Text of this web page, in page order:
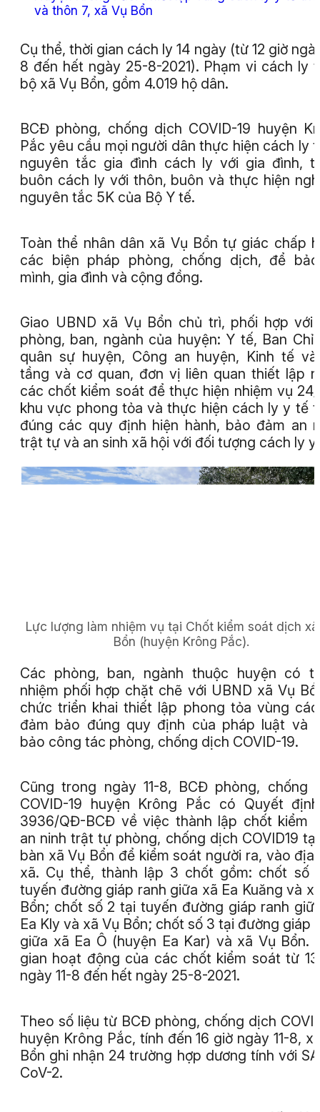
và thôn 7, xã Vụ Bổn
Cụ thể, thời gian cách ly 14 ngày (từ 12 giờ
8 đến hết ngày 25-8-2021). Phạm vi cách ly
bộ xã Vụ Bổn, gồm 4.019 hộ dân.
BCĐ phòng, chống dịch COVID-19 huyện
Pắc yêu cầu mọi người dân thực hiện cách ly
nguyên tắc gia đình cách ly với gia đình,
buôn cách ly với thôn, buôn và thực hiện
nguyên tắc 5K của Bộ Y tế.
Toàn thể nhân dân xã Vụ Bổn tự giác chấp
các biện pháp phòng, chống dịch, để
mình, gia đình và cộng đồng.
Giao UBND xã Vụ Bổn chủ trì, phối hợp với
phòng, ban, ngành của huyện: Y tế, Ban Chỉ
quân sự huyện, Công an huyện, Kinh tế
tầng và cơ quan, đơn vị liên quan thiết lập
các chốt kiểm soát để thực hiện nhiệm vụ
khu vực phong tỏa và thực hiện cách ly y tế
đúng các quy định hiện hành, bảo đảm an
trật tự và an sinh xã hội với đối tượng cách ly
Lực lượng làm nhiệm vụ tại Chốt kiểm soát dịch
Bổn (huyện Krông Pắc).
Các phòng, ban, ngành thuộc huyện có
nhiệm phối hợp chặt chẽ với UBND xã Vụ
chức triển khai thiết lập phong tỏa vùng
đảm bảo đúng quy định của pháp luật và
bảo công tác phòng, chống dịch COVID-19.
Cũng trong ngày 11-8, BCĐ phòng, chống
COVID-19 huyện Krông Pắc có Quyết
3936/QĐ-BCĐ về việc thành lập chốt kiểm
an ninh trật tự phòng, chống dịch COVID19
bàn xã Vụ Bổn để kiểm soát người ra, vào địa
xã. Cụ thể, thành lập 3 chốt gồm: chốt số
tuyến đường giáp ranh giữa xã Ea Kuăng và
Bổn; chốt số 2 tại tuyến đường giáp ranh
Ea Kly và xã Vụ Bổn; chốt số 3 tại đường giáp
giữa xã Ea Ô (huyện Ea Kar) và xã Vụ Bổn.
gian hoạt động của các chốt kiểm soát từ
ngày 11-8 đến hết ngày 25-8-2021.
Theo số liệu từ BCĐ phòng, chống dịch
huyện Krông Pắc, tính đến 16 giờ ngày 11-8,
Bổn ghi nhận 24 trường hợp dương tính với
CoV-2.